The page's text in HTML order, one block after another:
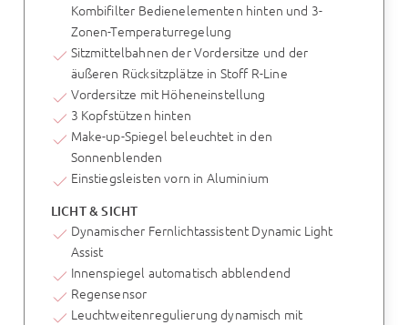
Kombifilter Bedienelementen hinten und 3-
Zonen-Temperaturregelung
Sitzmittelbahnen der Vordersitze und der
äußeren Rücksitzplätze in Stoff R-Line
Vordersitze mit Höheneinstellung
3 Kopfstützen hinten
Make-up-Spiegel beleuchtet in den
Sonnenblenden
Einstiegsleisten vorn in Aluminium
LICHT & SICHT
Dynamischer Fernlichtassistent Dynamic Light
Assist
Innenspiegel automatisch abblendend
Regensensor
Leuchtweitenregulierung dynamisch mit